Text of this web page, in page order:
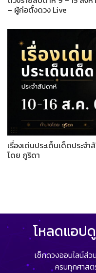
– ผู้ก่อตั้งดวง Live
เรื่องเด่นประเด็นเด็ดประจ
โดย ภูริดา
โหลดแอป
เช็กดวงออนไลน์ส่
ครบทุกศาส